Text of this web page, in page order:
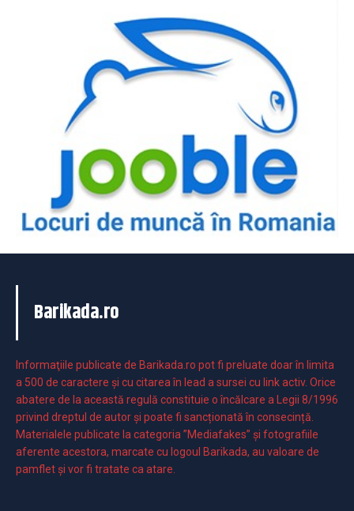
Barikada.ro
Informaţiile publicate de Barikada.ro pot fi preluate doar în limita
a 500 de caractere şi cu citarea în lead a sursei cu link activ. Orice
abatere de la această regulă constituie o încălcare a Legii 8/1996
privind dreptul de autor și poate fi sancționată în consecință.
Materialele publicate la categoria ”Mediafakes” și fotografiile
aferente acestora, marcate cu logoul Barikada, au valoare de
pamflet și vor fi tratate ca atare.